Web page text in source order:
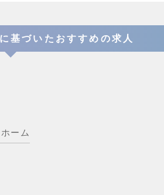
基づいたおすすめの求人
ホーム